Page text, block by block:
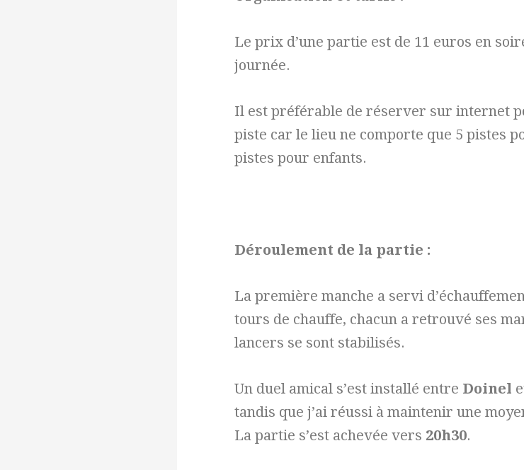
Le prix d’une partie est de 11 euros en
journée.
Il est préférable de réserver sur internet
piste car le lieu ne comporte que 5 pistes
pistes pour enfants.
Déroulement de la partie :
La première manche a servi
tours de chauffe, chacun a retrouvé ses
lancers se sont stabilisés.
Un duel amical s’est installé entre Doinel
tandis que j’ai réussi à maintenir une
La partie s’est achevée vers 20h30.